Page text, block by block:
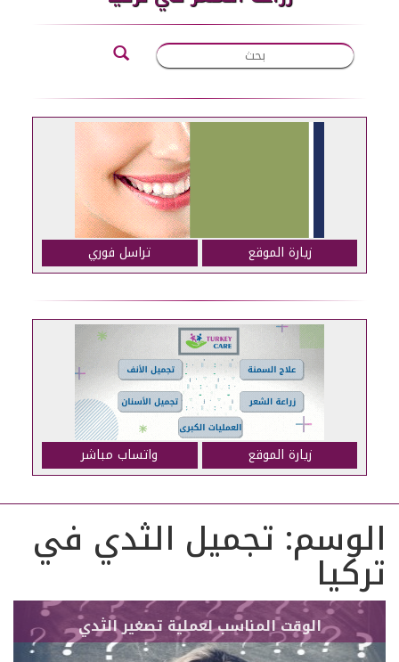
زيارة الموقع تراسل فوري
زيارة الموقع واتساب مباشر
الوسم: تجميل الثدي في
تركيا
الوقت المناسب لعملية تصغير الثدي